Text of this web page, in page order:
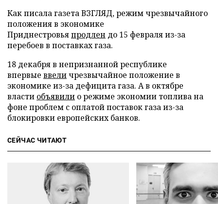
Как писала газета ВЗГЛЯД, режим чрезвычайного
положения в экономике
Приднестровьяпродлен до 15 февраля из-за
перебоев в поставках газа.
18 декабря в непризнанной республике
впервые ввеличрезвычайное положение в
экономике из-за дефицита газа. А в октябре
власти объявили о режиме экономии топлива на
фоне проблем с оплатой поставок газа из-за
блокировки европейских банков.
СЕЙЧАС ЧИТАЮТ